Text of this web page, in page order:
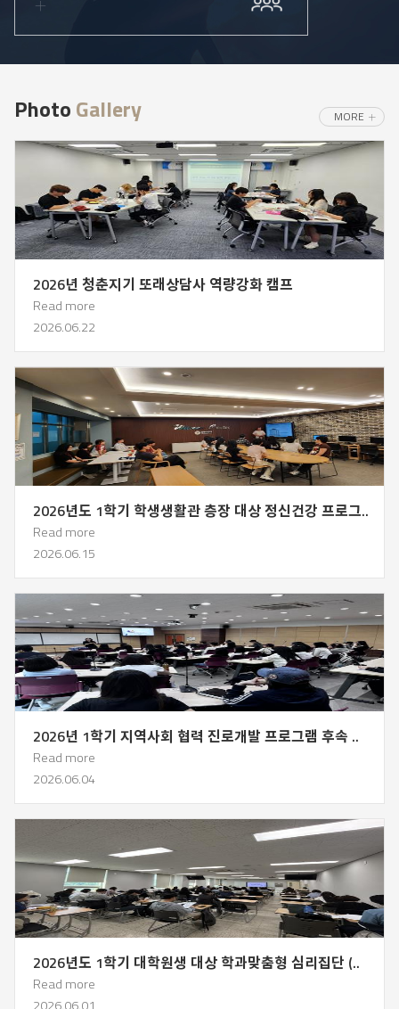
PhotoGallery
2026.06.22
2026년 청춘지기 또래상담사 역량강화 캠프
Read more
2026.06.15
2026년도 1학기 학생생활관 층장 대상 정신건강 프로그..
Read more
2026.06.04
2026년 1학기 지역사회 협력 진로개발 프로그램 후속 ..
Read more
2026년도 1학기 대학원생 대상 학과맞춤형 심리집단 (..
Read more
MORE